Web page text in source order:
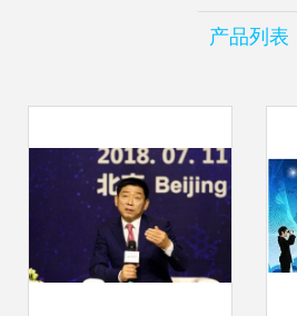
产品列表